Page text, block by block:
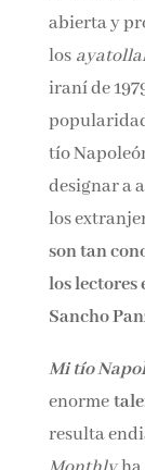
sociedad
régimen de
Revolución
impedido
expresión
farsi
piensa que
los
conocidos
lectores
Mi tío
enorme
que resulta